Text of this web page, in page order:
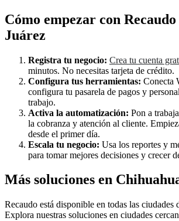
Cómo empezar con
Juárez
Registra tu negocio: Crea tu cuenta
minutos. No necesitas tarjeta de crédito.
Configura tus herramientas: Conecta
configura tu pasarela de pagos y
trabajo.
Activa la automatización: Pon a
la cobranza y atención al cliente.
desde el primer día.
Escala tu negocio: Usa los reportes y
para tomar mejores decisiones y crecer
Más soluciones en
Recaudo está disponible en todas las ciudades
Explora nuestras soluciones en ciudades